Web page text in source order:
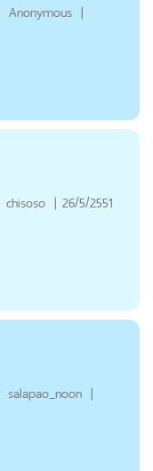
Anonymous |
chisoso | 26/5/2551
salapao_noon |